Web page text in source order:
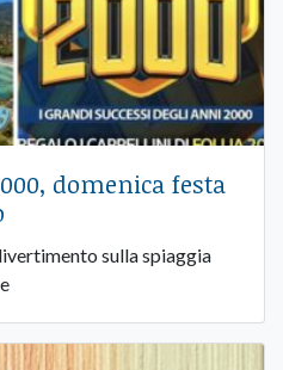
domenica festa
sulla spiaggia